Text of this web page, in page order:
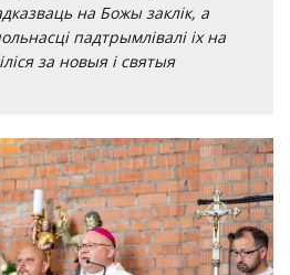
на Божы заклік, а
падтрымлівалі іх на
за новыя і святыя